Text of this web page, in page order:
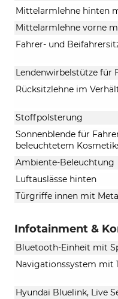
Mittelarmlehne hinten
Mittelarmlehne vorne
Fahrer- und
Lendenwirbelstütze für
Rücksitzlehne im
Stoffpolsterung
Sonnenblende für
beleuchtetem
Ambiente-Beleuchtung
Luftauslässe hinten
Türgriffe innen mit
Infotainment &
Bluetooth-Einheit mit
Navigationssystem mit
Hyundai Bluelink, Live